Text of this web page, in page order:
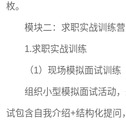
枚。
模块二：求职实战训练营
1.求职实战训练
（1）现场模拟面试训练
组织小型模拟面试活动
试包含自我介绍+结构化提问